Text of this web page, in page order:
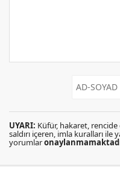
UYARI: Küfür, hakaret,
saldırı içeren, imla kuralları ile
yorumlar